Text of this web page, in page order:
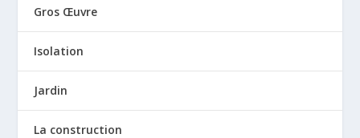
Gros Œuvre
Isolation
Jardin
La construction